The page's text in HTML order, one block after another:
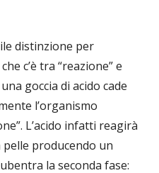
distinzione per
c’è tra “reazione” e
goccia di acido cade
l’organismo
L’acido infatti reagirà
producendo un
la seconda fase: